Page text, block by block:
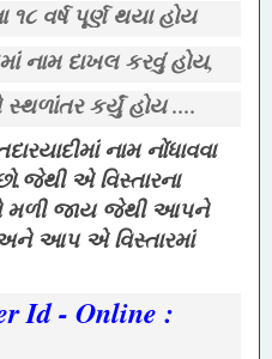
વર્ષ પૂર્ણ થયા હોય
નામ દાખલ કરવું હોય,
કર્યું હોય ....
નામ નોંધાવવા
એ વિસ્તારના
મળી જાય જેથી આપને
આપ એ વિસ્તારમાં
Id - Online :